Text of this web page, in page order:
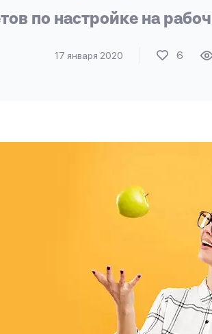
по настройке на
17 января 2020 6